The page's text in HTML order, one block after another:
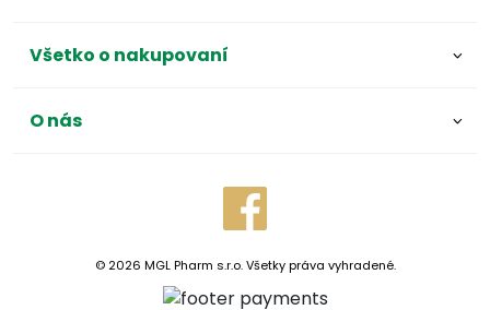
Všetko o nakupovaní
O nás
© 2026 MGL Pharm s.r.o. Všetky práva vyhradené.